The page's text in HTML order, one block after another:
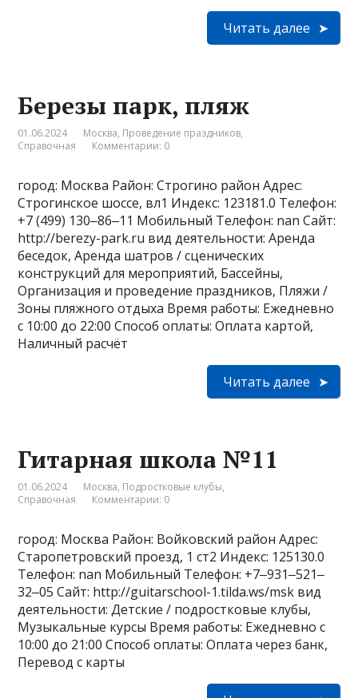
Читать далее
Березы парк, пляж
01.06.2024 Москва, Проведение праздников,
Справочная
Комментарии: 0
город: Москва Район: Строгино район Адрес:
Строгинское шоссе, вл1 Индекс: 123181.0 Телефон:
+7 (499) 130‒86‒11 Мобильный Телефон: nan Сайт:
http://berezy-park.ru вид деятельности: Аренда
беседок, Аренда шатров / сценических
конструкций для мероприятий, Бассейны,
Организация и проведение праздников, Пляжи /
Зоны пляжного отдыха Время работы: Ежедневно
с 10:00 до 22:00 Способ оплаты: Оплата картой,
Наличный расчёт
Читать далее
Гитарная школа №11
01.06.2024 Москва, Подростковые клубы,
Справочная
Комментарии: 0
город: Москва Район: Войковский район Адрес:
Старопетровский проезд, 1 ст2 Индекс: 125130.0
Телефон: nan Мобильный Телефон: +7‒931‒521‒
32‒05 Сайт: http://guitarschool-1.tilda.ws/msk вид
деятельности: Детские / подростковые клубы,
Музыкальные курсы Время работы: Ежедневно с
10:00 до 21:00 Способ оплаты: Оплата через банк,
Перевод с карты